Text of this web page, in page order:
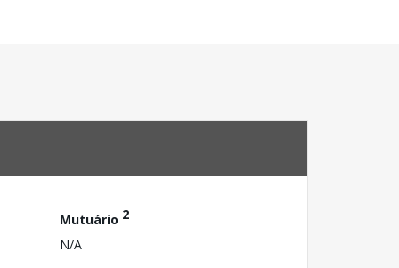
Mutuário 2
N/A